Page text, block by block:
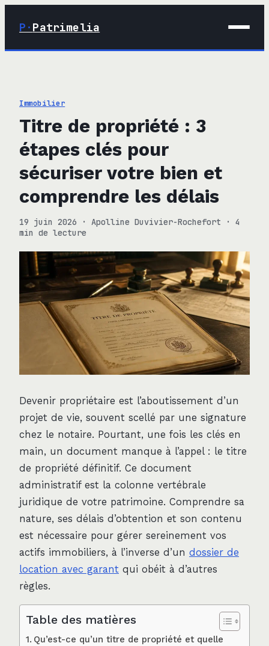
P· Patrimelia
03 · Immobilier
04 · Finance
Immobilier
Titre de propriété : 3
étapes clés pour
sécuriser votre bien et
comprendre les délais
19 juin 2026 · Apolline Duvivier-Rochefort ·
4
min de lecture
Devenir propriétaire est l’aboutissement d’un
projet de vie, souvent scellé par une signature
chez le notaire. Pourtant, une fois les clés en
main, un document manque à l’appel : le titre
de propriété définitif. Ce document
administratif est la colonne vertébrale
juridique de votre patrimoine. Comprendre sa
nature, ses délais d’obtention et son contenu
est nécessaire pour gérer sereinement vos
actifs immobiliers, à l’inverse d’un dossier de
location avec garant qui obéit à d’autres
règles.
Table des matières
Qu’est-ce qu’un titre de propriété et quelle